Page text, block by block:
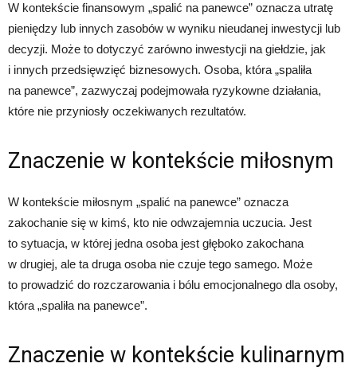
W kontekście finansowym „spalić na panewce” oznacza utratę
pieniędzy lub innych zasobów w wyniku nieudanej inwestycji lub
decyzji. Może to dotyczyć zarówno inwestycji na giełdzie, jak
i innych przedsięwzięć biznesowych. Osoba, która „spaliła
na panewce”, zazwyczaj podejmowała ryzykowne działania,
które nie przyniosły oczekiwanych rezultatów.
Znaczenie w kontekście miłosnym
W kontekście miłosnym „spalić na panewce” oznacza
zakochanie się w kimś, kto nie odwzajemnia uczucia. Jest
to sytuacja, w której jedna osoba jest głęboko zakochana
w drugiej, ale ta druga osoba nie czuje tego samego. Może
to prowadzić do rozczarowania i bólu emocjonalnego dla osoby,
która „spaliła na panewce”.
Znaczenie w kontekście kulinarnym